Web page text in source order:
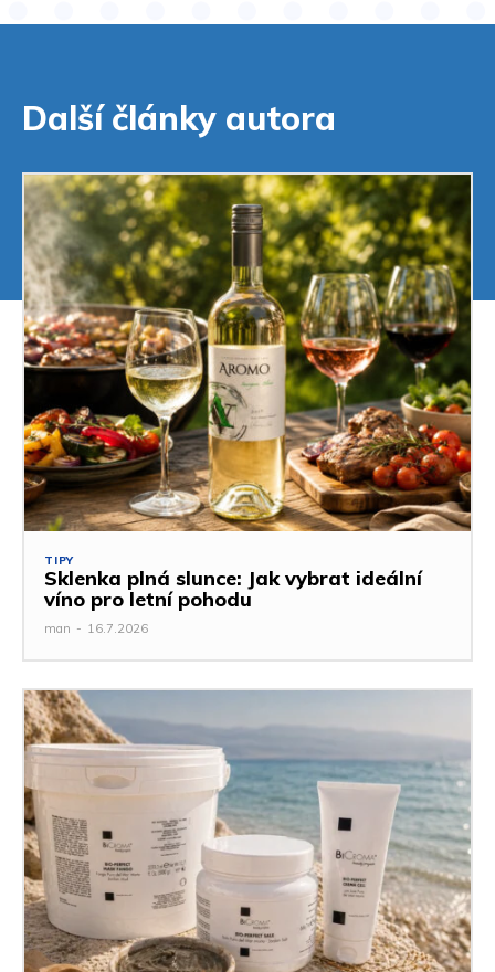
Další články autora
TIPY
Sklenka plná slunce: Jak vybrat ideální
víno pro letní pohodu
man - 16.7.2026